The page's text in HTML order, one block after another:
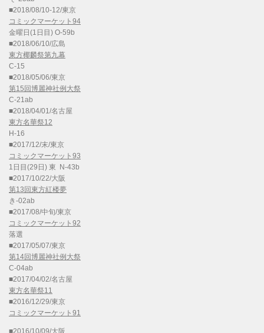
■2018/08/10-12/東京
コミックマーケット94
金曜日(1日目) O-59b
■2018/06/10/広島
東方椰麟祭第九幕
C-15
■2018/05/06/東京
第15回博麗神社例大祭
C-21ab
■2018/04/01/名古屋
東方名華祭12
H-16
■2017/12/末/東京
コミックマーケット93
1日目(29日) 東 N-43b
■2017/10/22/大阪
第13回東方紅楼夢
き-02ab
■2017/08/中旬/東京
コミックマーケット92
落選
■2017/05/07/東京
第14回博麗神社例大祭
C-04ab
■2017/04/02/名古屋
東方名華祭11
■2016/12/29/東京
コミックマーケット91
■2016/10/09/大阪